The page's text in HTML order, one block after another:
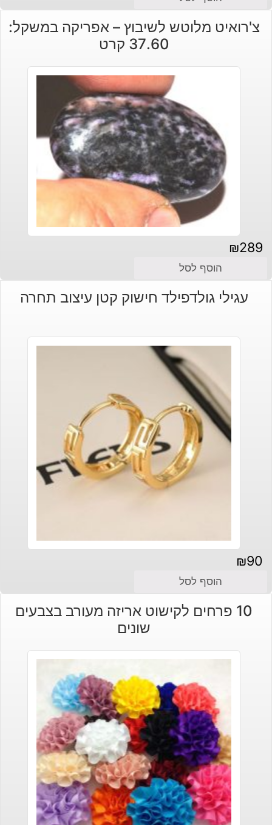
צ'רואיט מלוטש לשיבוץ – אפריקה במשקל:
37.60 קרט
₪289
הוסף לסל
עגילי גולדפילד חישוק קטן עיצוב תחרה
₪90
הוסף לסל
10 פרחים לקישוט אריזה מעורב בצבעים
שונים